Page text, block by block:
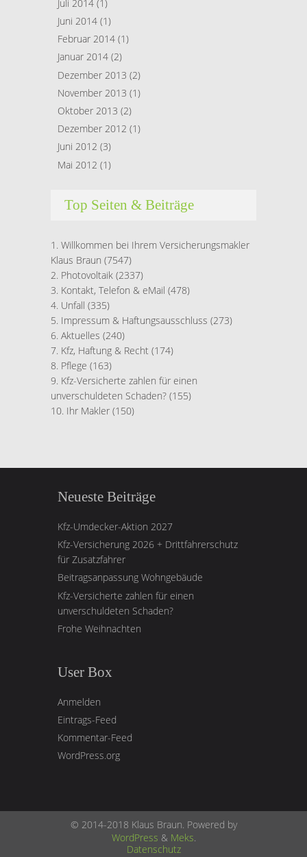
Juli 2014 (1)
Juni 2014 (1)
Februar 2014 (1)
Januar 2014 (2)
Dezember 2013 (2)
November 2013 (1)
Oktober 2013 (2)
Dezember 2012 (1)
Juni 2012 (3)
Mai 2012 (1)
Top Seiten & Beiträge
Willkommen bei Ihrem Versicherungsmakler
Klaus Braun (7547)
Photovoltaik (2337)
Kontakt, Telefon & eMail (478)
Unfall (335)
Impressum & Haftungsausschluss (273)
Aktuelles (240)
Kfz, Haftung & Recht (174)
Pflege (163)
Kfz-Versicherte zahlen für einen
unverschuldeten Schaden? (155)
Ihr Makler (150)
Neueste Beiträge
Kfz-Umdecker-Aktion 2027
Kfz-Versicherung 2026 + Drittfahrerschutz
für Zusatzfahrer
Beitragsanpassung Wohngebäude
Kfz-Versicherte zahlen für einen
unverschuldeten Schaden?
Frohe Weihnachten
User Box
Anmelden
Eintrags-Feed
Kommentar-Feed
WordPress.org
© 2014-2018 Klaus Braun. Powered by
WordPress & Meks.
Datenschutz